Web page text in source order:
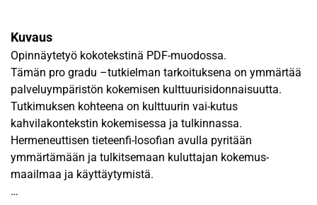
Kuvaus
Opinnäytetyö kokotekstinä PDF-muodossa.
Tämän pro gradu –tutkielman tarkoituksena on ymmärtää
palveluympäristön kokemisen kulttuurisidonnaisuutta.
Tutkimuksen kohteena on kulttuurin vai-kutus
kahvilakontekstin kokemisessa ja tulkinnassa.
Hermeneuttisen tieteenfi-losofian avulla pyritään
ymmärtämään ja tulkitsemaan kuluttajan kokemus-
maailmaa ja käyttäytymistä.